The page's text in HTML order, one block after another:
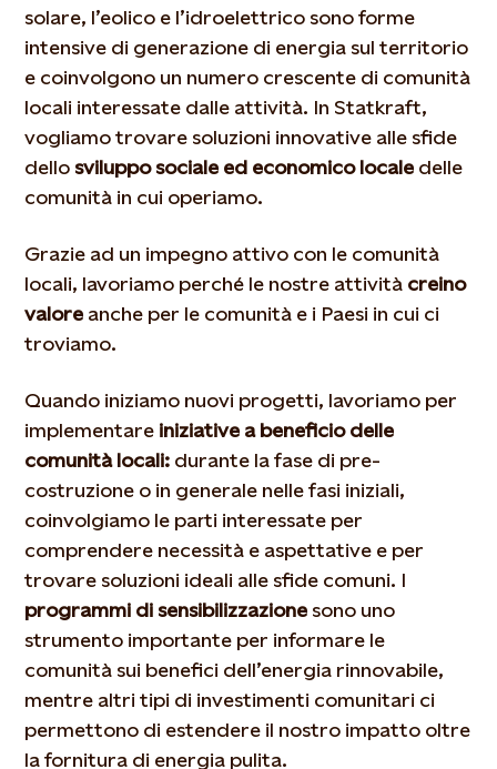
solare, l’eolico e l’idroelettrico sono forme
intensive di generazione di energia sul territorio
e coinvolgono un numero crescente di comunità
locali interessate dalle attività. In Statkraft,
vogliamo trovare soluzioni innovative alle sfide
dello sviluppo sociale ed economico locale delle
comunità in cui operiamo.
Grazie ad un impegno attivo con le comunità
locali, lavoriamo perché le nostre attività creino
valore anche per le comunità e i Paesi in cui ci
troviamo.
Quando iniziamo nuovi progetti, lavoriamo per
implementare iniziative a beneficio delle
comunità locali: durante la fase di pre-
costruzione o in generale nelle fasi iniziali,
coinvolgiamo le parti interessate per
comprendere necessità e aspettative e per
trovare soluzioni ideali alle sfide comuni. I
programmi di sensibilizzazione sono uno
strumento importante per informare le
comunità sui benefici dell’energia rinnovabile,
mentre altri tipi di investimenti comunitari ci
permettono di estendere il nostro impatto oltre
la fornitura di energia pulita.